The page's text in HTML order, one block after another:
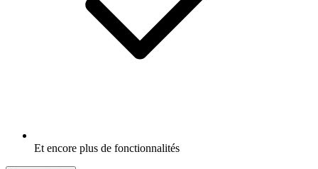
Et encore plus de fonctionnalités